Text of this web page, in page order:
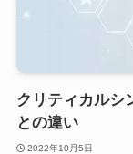
クリティカルシ
との違い
2022年10月5日